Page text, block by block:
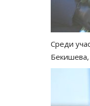
Среди